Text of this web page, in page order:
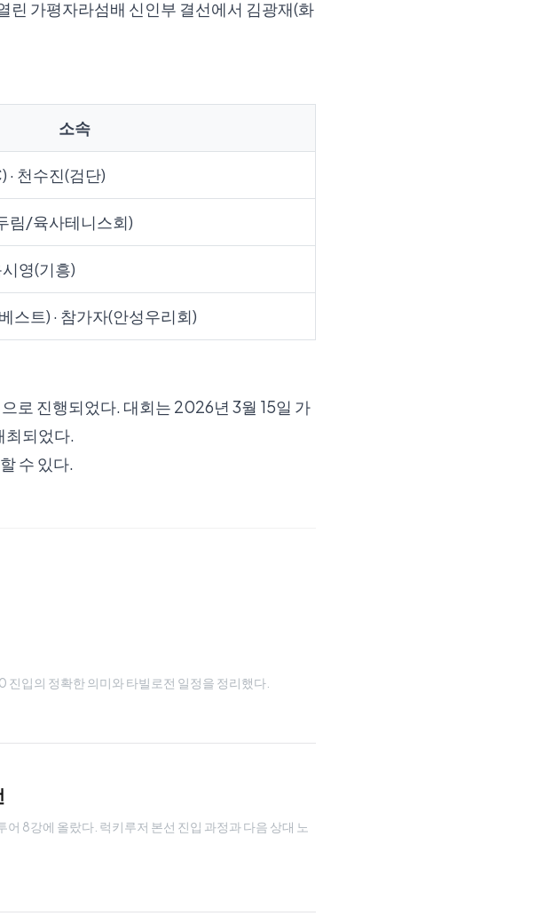
가평자라섬배 신인부 결선에서 김광재(화
소속
천수진(검단)
림/육사테니스회)
영(기흥)
스트) · 참가자(안성우리회)
로 진행되었다. 대회는 2026년 3월 15일 가
최되었다.
수 있다.
입의 정확한 의미와 타빌로전 일정을 정리했다.
8강에 올랐다. 럭키루저 본선 진입 과정과 다음 상대 노